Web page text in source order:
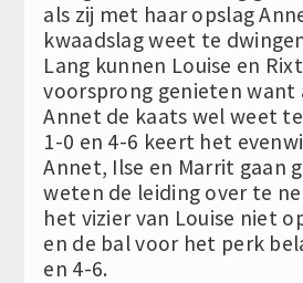
als zij met haar opslag
kwaadslag weet te
Lang kunnen Louise en
voorsprong genieten want
Annet de kaats wel weet
1-0 en 4-6 keert het
Annet, Ilse en Marrit gaan
weten de leiding over te
het vizier van Louise niet
en de bal voor het perk
en 4-6.